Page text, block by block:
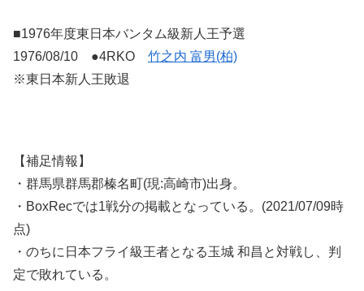
■1976年度東日本バンタム級新人王予選
1976/08/10 ●4RKO 竹之内 富男(柏)
※東日本新人王敗退
【補足情報】
・群馬県群馬郡榛名町(現:高崎市)出身。
・BoxRecでは1戦分の掲載となっている。(2021/07/09時
点)
・のちに日本フライ級王者となる玉城 和昌と対戦し、判
定で敗れている。